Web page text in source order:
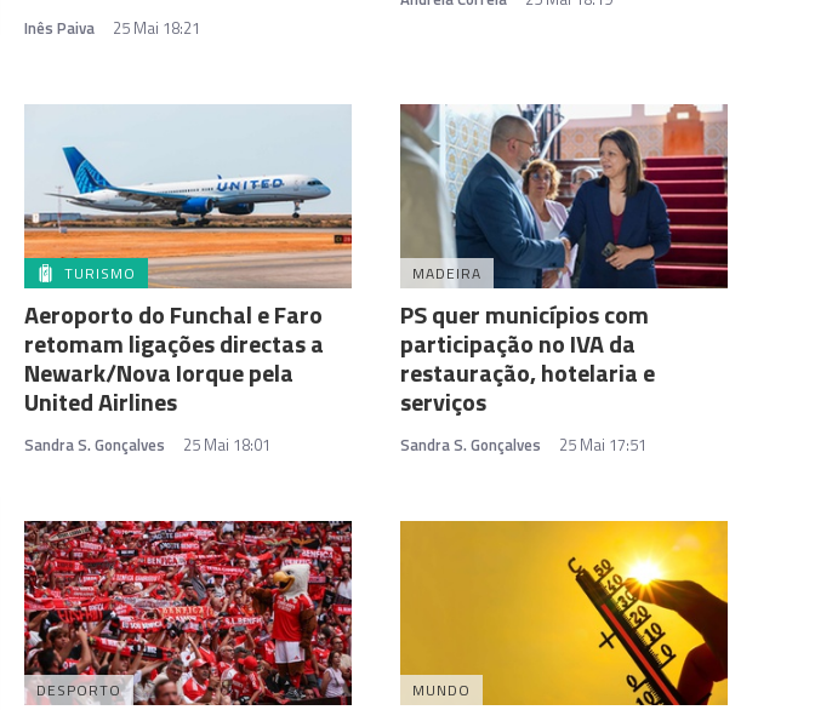
Inês Paiva 25 Mai 18:21
TURISMO
Aeroporto do Funchal e Faro
retomam ligações directas a
Newark/Nova Iorque pela
United Airlines
Sandra S. Gonçalves 25 Mai 18:01
MADEIRA
PS quer municípios com
participação no IVA da
restauração, hotelaria e
serviços
Sandra S. Gonçalves 25 Mai 17:51
DESPORTO MUNDO